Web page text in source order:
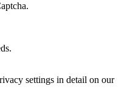
settings in detail on our